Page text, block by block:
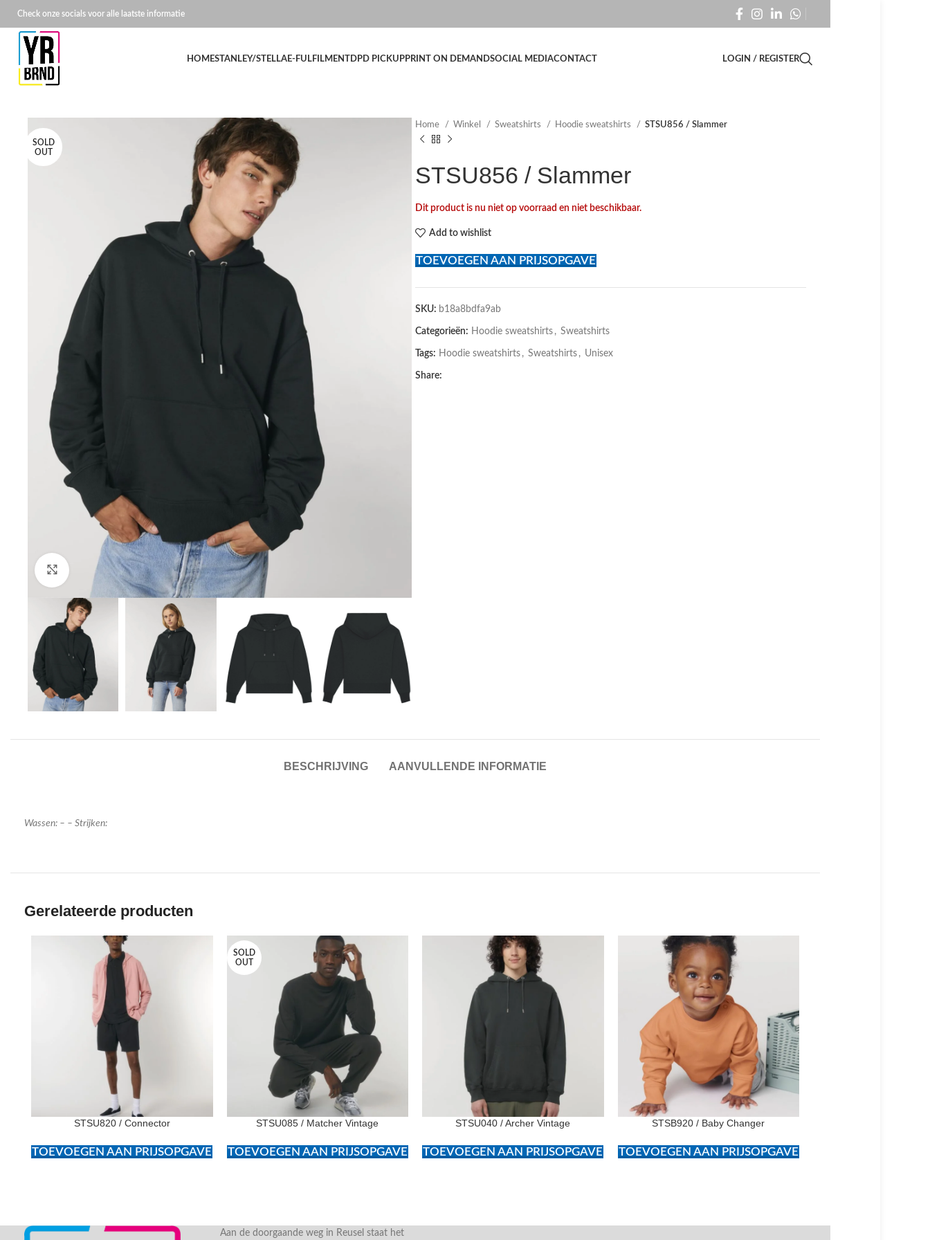
Check onze socials voor alle laatste informatie
HOMESTANLEY/STELLAE-FULFILMENT DPD PICKUPPRINT ON DEMANDSOCIAL MEDIACONTACT LOGIN / REGISTER
SOLD
OUT
Click to enlarge
Home Winkel Sweatshirts Hoodie sweatshirts STSU856 / Slammer
STSU856 / Slammer
Dit product is nu niet op voorraad en niet beschikbaar.
Add to wishlist
TOEVOEGEN AAN PRIJSOPGAVE
SKU: b18a8bdfa9ab
Categorieën: Hoodie sweatshirts , Sweatshirts
Tags: Hoodie sweatshirts , Sweatshirts , Unisex
Share:
BESCHRIJVING AANVULLENDE INFORMATIE
Wassen: – – Strijken:
Gerelateerde producten
STSU820 / Connector
TOEVOEGEN AAN PRIJSOPGAVE
SOLD
OUT
STSU085 / Matcher Vintage
TOEVOEGEN AAN PRIJSOPGAVE
STSU040 / Archer Vintage
TOEVOEGEN AAN PRIJSOPGAVE
STSB920 / Baby Changer
TOEVOEGEN AAN PRIJSOPGAVE
Aan de doorgaande weg in Reusel staat het